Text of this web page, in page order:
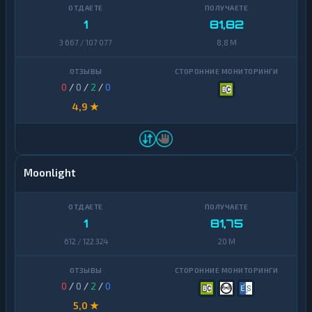
1
3 667 / 107 077
81,82
8,8 M
0 / 0 / 2 /0
4,9 ★
Moonlight
1
612 / 122 324
81,75
20 M
0 / 0 / 2 /0
5,0 ★